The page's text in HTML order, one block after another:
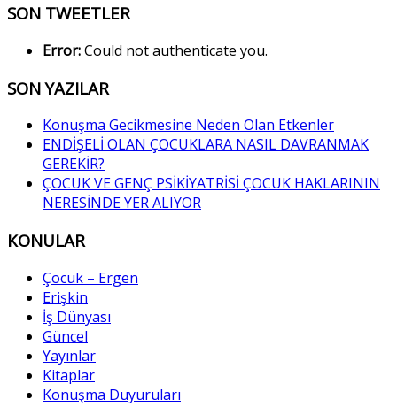
SON TWEETLER
Error:Could not authenticate you.
SON YAZILAR
Konuşma Gecikmesine Neden Olan Etkenler
ENDİŞELİ OLAN ÇOCUKLARA NASIL DAVRANMAK
GEREKİR?
ÇOCUK VE GENÇ PSİKİYATRİSİ ÇOCUK HAKLARININ
NERESİNDE YER ALIYOR
KONULAR
Çocuk – Ergen
Erişkin
İş Dünyası
Güncel
Yayınlar
Kitaplar
Konuşma Duyuruları